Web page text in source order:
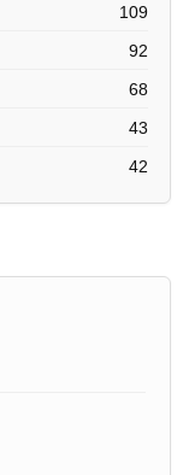
109
92
68
43
42